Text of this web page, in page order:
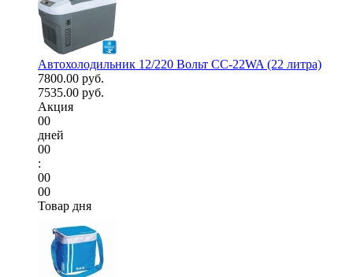
Автохолодильник 12/220 Вольт CC-22WA (22 литра)
7800.00 руб.
7535.00 руб.
Акция
00
дней
00
:
00
00
Товар дня